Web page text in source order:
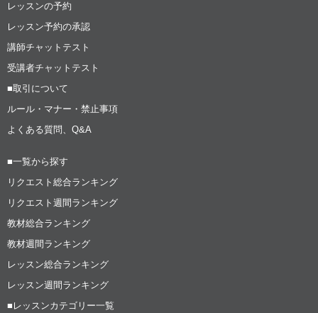
レッスンの予約
レッスン予約の承認
講師チャットテスト
受講者チャットテスト
■取引について
ルール・マナー・禁止事項
よくある質問、Q&A
■一覧から探す
リクエスト総合ランキング
リクエスト週間ランキング
教材総合ランキング
教材週間ランキング
レッスン総合ランキング
レッスン週間ランキング
■レッスンカテゴリー一覧